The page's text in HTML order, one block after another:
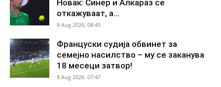
Новак: Синер и Алкараз се
откажуваат, а...
8 Aug 2026. 08:45
Француски судија обвинет за
семејно насилство – му се заканува
18 месеци затвор!
8 Aug 2026. 07:47